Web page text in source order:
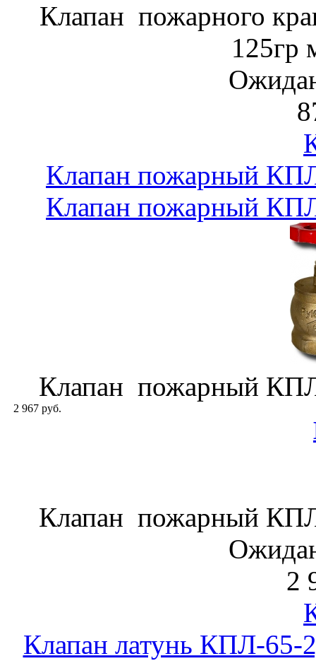
Клапан пожарного
125гр
Клапан пожарный
Клапан пожарный
Клапан пожарный
2 967 руб.
Клапан пожарный
2
Клапан латунь КПЛ-65-